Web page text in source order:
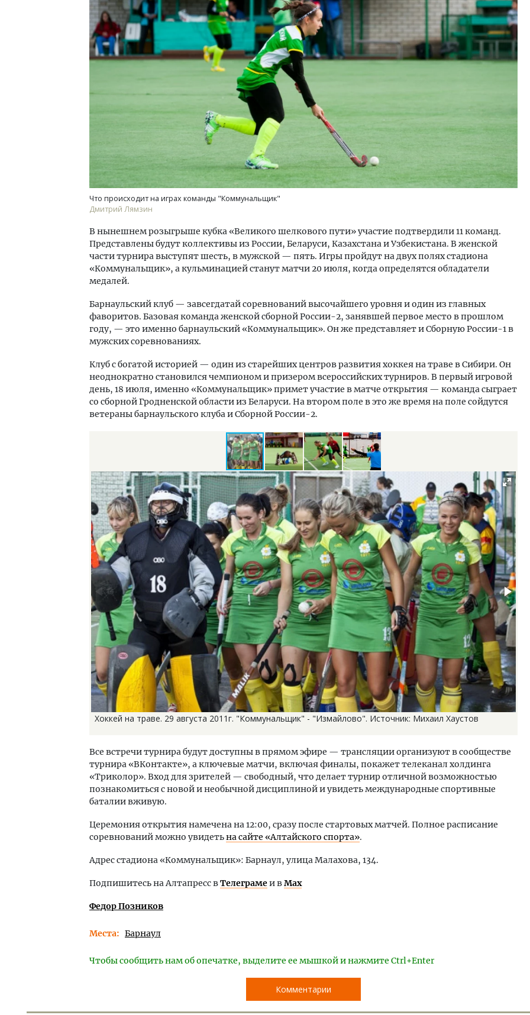
Что происходит на играх команды "Коммунальщик"
Дмитрий Лямзин
В нынешнем розыгрыше кубка «Великого шелкового пути» участие подтвердили 11 команд.
Представлены будут коллективы из России, Беларуси, Казахстана и Узбекистана. В женской
части турнира выступят шесть, в мужской — пять. Игры пройдут на двух полях стадиона
«Коммунальщик», а кульминацией станут матчи 20 июля, когда определятся обладатели
медалей.
Барнаульский клуб — завсегдатай соревнований высочайшего уровня и один из главных
фаворитов. Базовая команда женской сборной России-2, занявшей первое место в прошлом
году, — это именно барнаульский «Коммунальщик». Он же представляет и Сборную России-1 в
мужских соревнованиях.
Клуб с богатой историей — один из старейших центров развития хоккея на траве в Сибири. Он
неоднократно становился чемпионом и призером всероссийских турниров. В первый игровой
день, 18 июля, именно «Коммунальщик» примет участие в матче открытия — команда сыграет
со сборной Гродненской области из Беларуси. На втором поле в это же время на поле сойдутся
ветераны барнаульского клуба и Сборной России-2.
Хоккей на траве. 29 августа 2011г. "Коммунальщик" - "Измайлово". Источник: Михаил Хаустов
Все встречи турнира будут доступны в прямом эфире — трансляции организуют в сообществе
турнира «ВКонтакте», а ключевые матчи, включая финалы, покажет телеканал холдинга
«Триколор». Вход для зрителей — свободный, что делает турнир отличной возможностью
познакомиться с новой и необычной дисциплиной и увидеть международные спортивные
баталии вживую.
Церемония открытия намечена на 12:00, сразу после стартовых матчей. Полное расписание
соревнований можно увидетьна сайте «Алтайского спорта».
Адрес стадиона «Коммунальщик»: Барнаул, улица Малахова, 134.
Подпишитесь на Алтапресс вТелеграмеи вMax
Федор Позников
Места Барнаул
Чтобы сообщить нам об опечатке, выделите ее мышкой и нажмите Ctrl+Enter
Комментарии
Архитектурный код начинается с
земли. Мощение крупноформатными
плитами становится новым
стандартом благоустройства
СТРОИТЕЛЬСТВО
Смелость архитектурных
Генеральный директор